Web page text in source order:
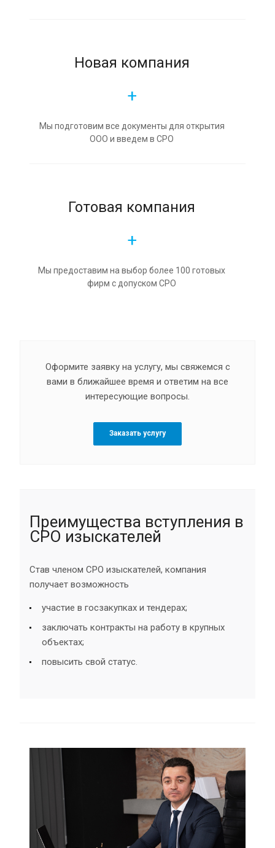
Новая компания
+
Мы подготовим все документы для открытия
ООО и введем в СРО
Готовая компания
+
Мы предоставим на выбор более 100 готовых
фирм с допуском СРО
Оформите заявку на услугу, мы свяжемся с
вами в ближайшее время и ответим на все
интересующие вопросы.
Заказать услугу
Преимущества вступления в
СРО изыскателей
Став членом СРО изыскателей, компания
получает возможность
участие в госзакупках и тендерах;
заключать контракты на работу в крупных
объектах;
повысить свой статус.